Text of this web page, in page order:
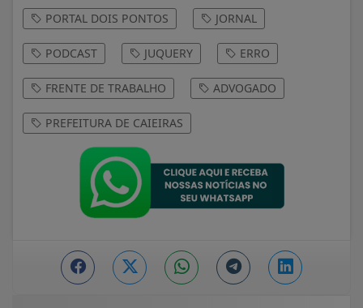
PORTAL DOIS PONTOS JORNAL
PODCAST JUQUERY ERRO
FRENTE DE TRABALHO ADVOGADO
PREFEITURA DE CAIEIRAS